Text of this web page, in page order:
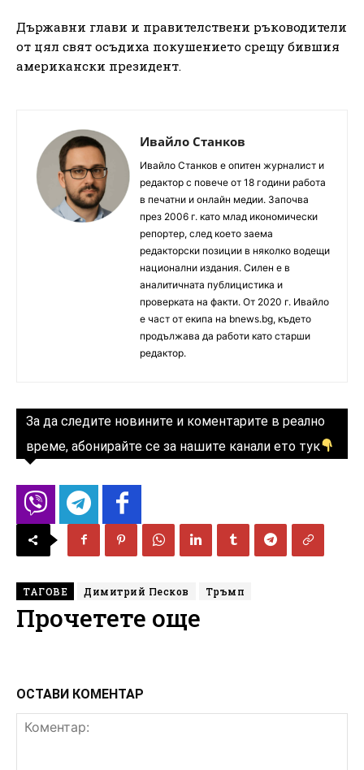
Държавни глави и правителствени ръководители
от цял свят осъдиха покушението срещу бившия
американски президент.
Ивайло Станков
Ивайло Станков е опитен журналист и
редактор с повече от 18 години работа
в печатни и онлайн медии. Започва
през 2006 г. като млад икономически
репортер, след което заема
редакторски позиции в няколко водещи
национални издания. Силен е в
аналитичната публицистика и
проверката на факти. От 2020 г. Ивайло
е част от екипа на bnews.bg, където
продължава да работи като старши
редактор.
За да следите новините и коментарите в реално
време, абонирайте се за нашите канали ето тук
ТАГОВЕ Димитрий Песков Тръмп
Прочетете още
ОСТАВИ КОМЕНТАР